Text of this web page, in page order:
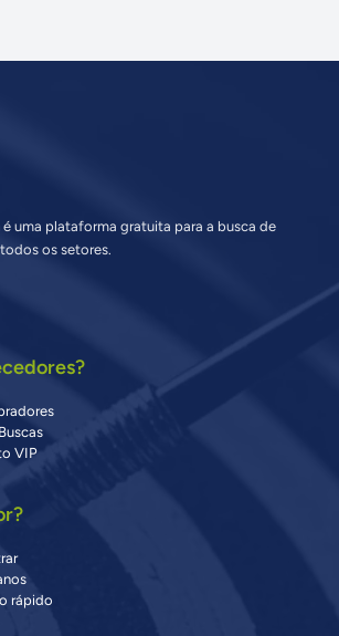
é uma plataforma gratuita para a busca de
os setores.
VIP
rápido